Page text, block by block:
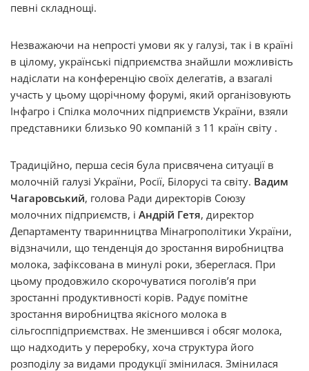
певні складнощі.
Незважаючи на непрості умови як у галузі, так і в країні
в цілому, українські підприємства знайшли можливість
надіслати на конференцію своїх делегатів, а взагалі
участь у цьому щорічному форумі, який організовують
Інфагро і Спілка молочних підприємств України, взяли
представники близько 90 компаній з 11 країн світу .
Традиційно, перша сесія була присвячена ситуації в
молочній галузі України, Росії, Білорусі та світу. Вадим
Чагаровський, голова Ради директорів Союзу
молочних підприємств, і Андрій Гетя, директор
Департаменту тваринництва Мінагрополітики України,
відзначили, що тенденція до зростання виробництва
молока, зафіксована в минулі роки, збереглася. При
цьому продовжило скорочуватися поголів’я при
зростанні продуктивності корів. Радує помітне
зростання виробництва якісного молока в
сільгосппідприємствах. Не зменшився і обсяг молока,
що надходить у переробку, хоча структура його
розподілу за видами продукції змінилася. Змінилася